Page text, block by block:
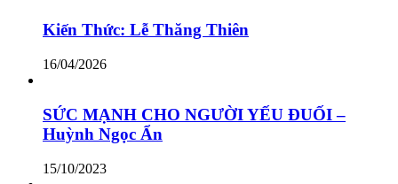
Kiến Thức: Lễ Thăng Thiên
16/04/2026
SỨC MẠNH CHO NGƯỜI YẾU ĐUỐI –
Huỳnh Ngọc Ẩn
15/10/2023